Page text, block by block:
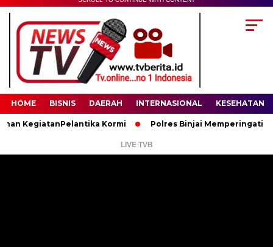
00:00
HOME BISNIS DAERAH INTERNASIONAL KESEHATAN
Kormi Polres Binjai Memperingati Hari
LIVE TVB